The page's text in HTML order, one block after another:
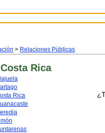
> Relaciones Públicas
Rica
Rica